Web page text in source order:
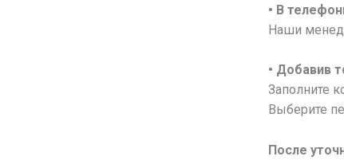
• В
Наши
• Добавив
Заполните
Выберите
После